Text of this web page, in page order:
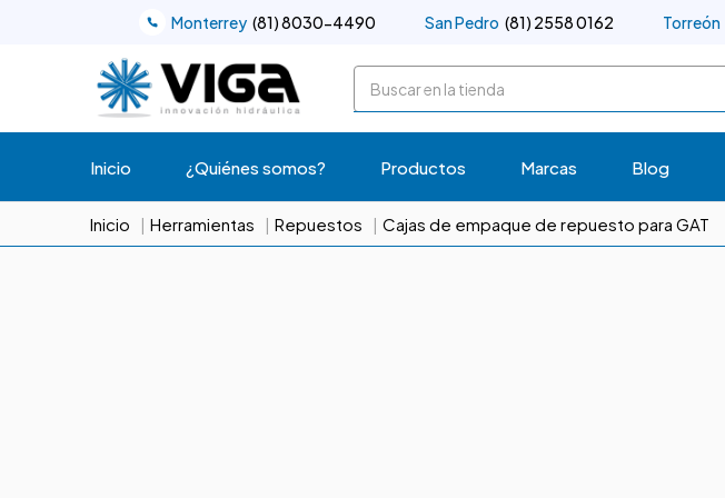
Monterrey (81) 8030-4490 San Pedro (81) 2558 0162 Torreón
Buscar
Inicio ¿Quiénes somos? Productos Marcas Blog
Inicio Herramientas Repuestos Cajas de empaque de repuesto para GAT